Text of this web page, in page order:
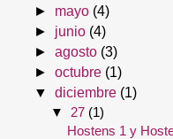
► mayo (4)
► junio (4)
►agosto (3)
►octubre (1)
▼diciembre (1)
▼ 27 (1)
Hostens 1 y